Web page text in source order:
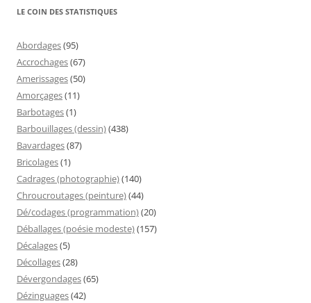
LE COIN DES STATISTIQUES
Abordages(95)
Accrochages(67)
Amerissages(50)
Amorçages(11)
Barbotages(1)
Barbouillages (dessin)(438)
Bavardages(87)
Bricolages(1)
Cadrages (photographie)(140)
Chroucroutages (peinture)(44)
Dé/codages (programmation)(20)
Déballages (poésie modeste)(157)
Décalages(5)
Décollages(28)
Dévergondages(65)
Dézinguages(42)